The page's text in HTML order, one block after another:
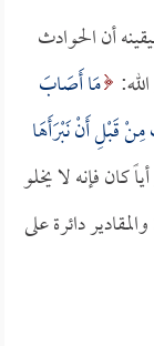
أن الحوادث
مَا أَصَابَ
قَبْلِ أَنْ نَبْرَأَهَا
أياً كان فإنه لا يخلو
دائرة على